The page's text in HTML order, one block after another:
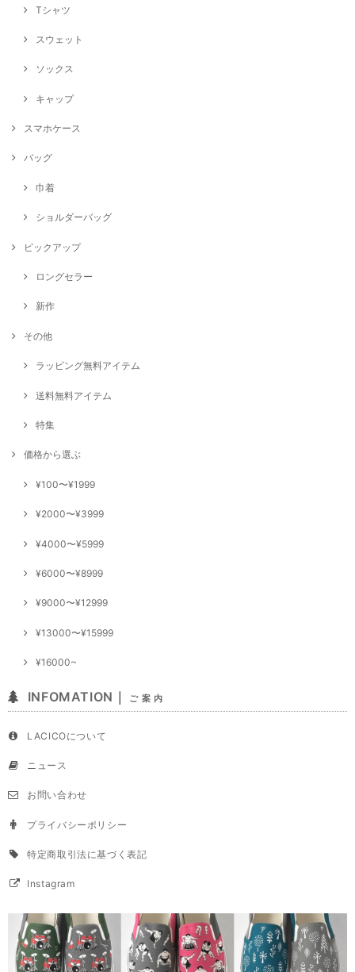
Tシャツ
スウェット
ソックス
キャップ
スマホケース
バッグ
巾着
ショルダーバッグ
ピックアップ
ロングセラー
新作
その他
ラッピング無料アイテム
送料無料アイテム
特集
価格から選ぶ
¥100〜¥1999
¥2000〜¥3999
¥4000〜¥5999
¥6000〜¥8999
¥9000〜¥12999
¥13000〜¥15999
¥16000~
INFOMATION｜ ご 案 内
LACICOについて
ニュース
お問い合わせ
プライバシーポリシー
特定商取引法に基づく表記
Instagram